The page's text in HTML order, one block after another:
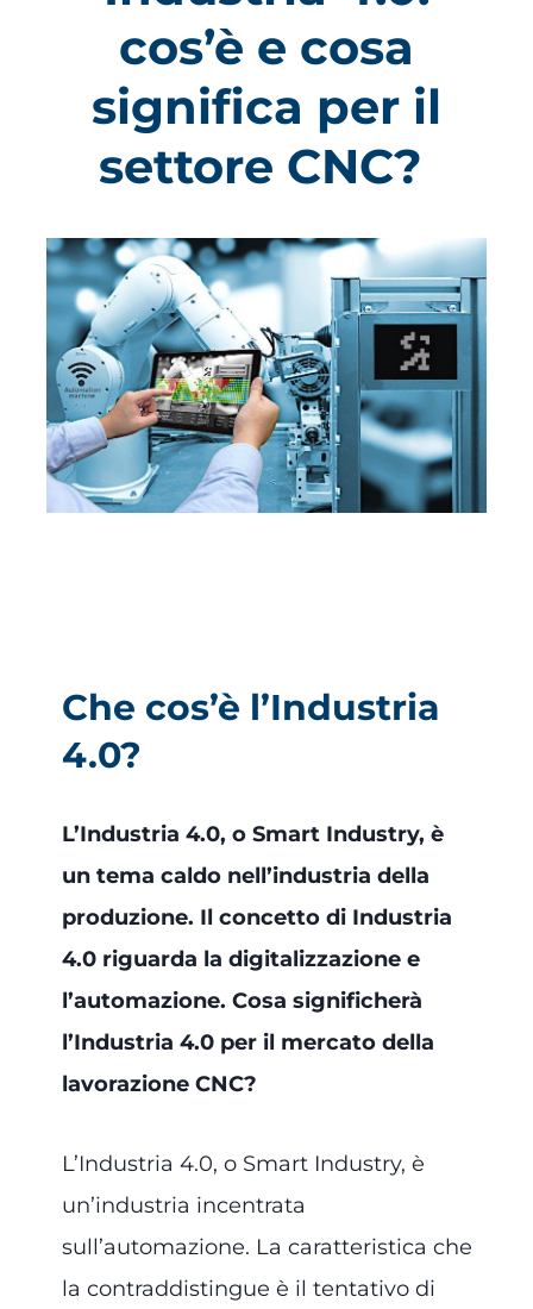
cos’è e cosa
significa per il
settore CNC?
Che cos’è l’Industria
4.0?
L’Industria 4.0, o Smart Industry, è
un tema caldo nell’industria della
produzione. Il concetto di Industria
4.0 riguarda la digitalizzazione e
l’automazione. Cosa significherà
l’Industria 4.0 per il mercato della
lavorazione CNC?
L’Industria 4.0, o Smart Industry, è
un’industria incentrata
sull’automazione. La caratteristica che
la contraddistingue è il tentativo di